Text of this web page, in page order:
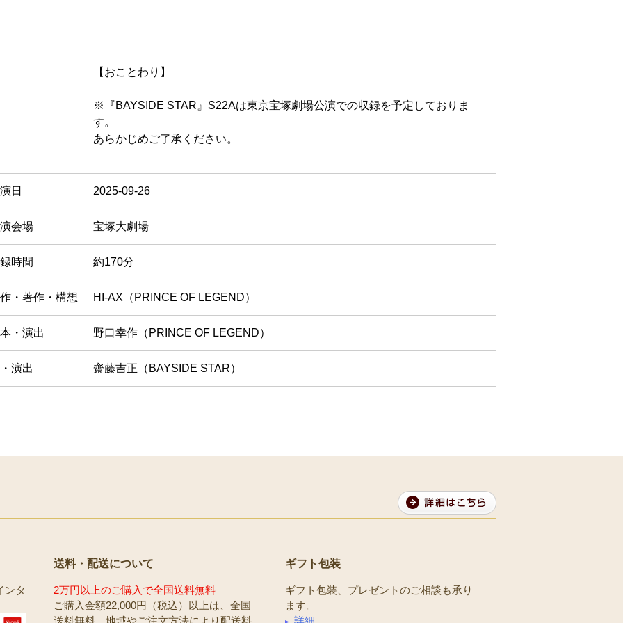
【おことわり】
※『BAYSIDE STAR』S22Aは東京宝塚劇場公演での収録を予定しておりま
す。
あらかじめご了承ください。
日 2025-09-26
会場 宝塚大劇場
時間 約170分
・著作・構想 HI-AX（PRINCE OF LEGEND）
・演出 野口幸作（PRINCE OF LEGEND）
演出 齋藤吉正（BAYSIDE STAR）
ンタ
送料・配送について
2万円以上のご購入で全国送料無料
ご購入金額22,000円（税込）以上は、全国
送料無料。地域やご注文方法により配送料
ギフト包装
ギフト包装、プレゼントのご相談も承り
ます。
詳細